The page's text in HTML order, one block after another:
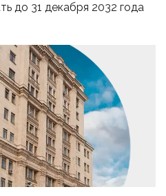
до 31 декабря 2032 года